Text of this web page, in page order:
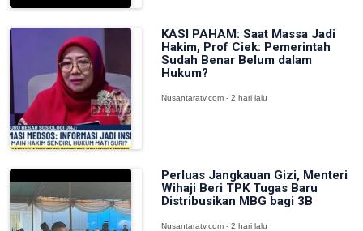
KASI PAHAM: Saat Massa Jadi
Hakim, Prof Ciek: Pemerintah
Sudah Benar Belum dalam
Hukum?
Nusantaratv.com - 2 hari lalu
Perluas Jangkauan Gizi, Menteri
Wihaji Beri TPK Tugas Baru
Distribusikan MBG bagi 3B
Nusantaratv.com - 2 hari lalu